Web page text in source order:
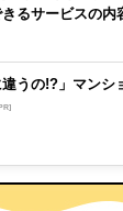
るサービスの内
違うの!?」マンシ